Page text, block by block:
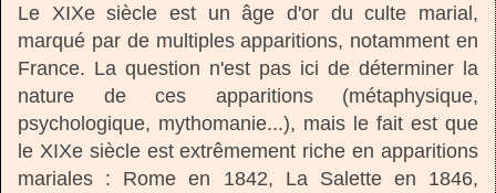
Le XIXe siècle est un âge d'or du culte marial,
marqué par de multiples apparitions, notamment en
France. La question n'est pas ici de déterminer la
nature de ces apparitions (métaphysique,
psychologique, mythomanie...), mais le fait est que
le XIXe siècle est extrêmement riche en apparitions
mariales : Rome en 1842, La Salette en 1846,